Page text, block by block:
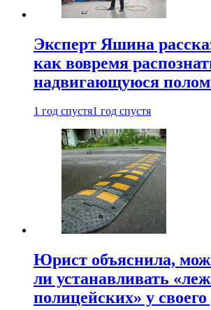
Эксперт Яшина
как вовремя
надвигающуюся
1 год спустя1 год спустя
Юрист объяснила,
ли устанавливать
полицейских» у